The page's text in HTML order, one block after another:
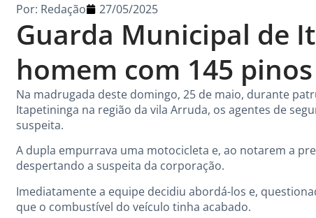
Guarda Municipal de
homem com 145
Por: Redação 27/05/2025
Na madrugada deste domingo, 25 de maio, durante
Itapetininga na região da vila Arruda, os agentes de
suspeita.
A dupla empurrava uma motocicleta e, ao notarem a
despertando a suspeita da corporação.
Imediatamente a equipe decidiu abordá-los e,
que o combustível do veículo tinha acabado.